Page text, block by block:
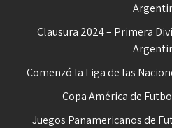
Clausura 2024 – Primera
Comenzó la Liga de las
Copa América de
Juegos Panamericanos de